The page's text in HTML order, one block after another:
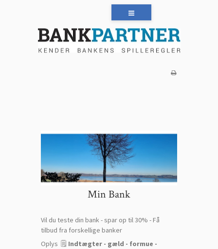
Min Bank
Vil du teste din bank - spar op til 30% - Få
tilbud fra forskellige banker
Oplys 🗒️ Indtægter - gæld - formue -